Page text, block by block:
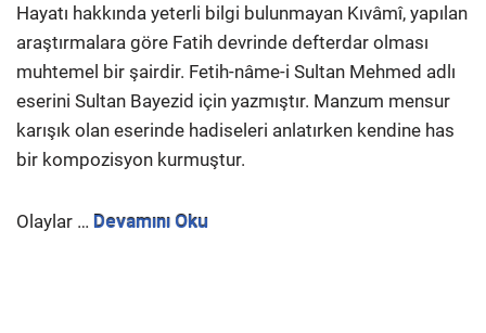
Hayatı hakkında yeterli bilgi bulunmayan Kıvâmî, yapılan
araştırmalara göre Fatih devrinde defterdar olması
muhtemel bir şairdir. Fetih-nâme-i Sultan Mehmed adlı
eserini Sultan Bayezid için yazmıştır. Manzum mensur
karışık olan eserinde hadiseleri anlatırken kendine has
bir kompozisyon kurmuştur.
Olaylar … Devamını Oku